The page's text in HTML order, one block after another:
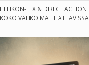
HELIKON-TEX & DIRECT ACTION
KOKO VALIKOIMA TILATTAVISSA